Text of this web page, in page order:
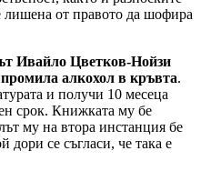
лишена от правото да шофира
Ивайло Цветков-Нойзи
алкохол в кръвта.
и получи 10 месеца
срок. Книжката му бе
му на втора инстанция бе
дори се съгласи, че така е